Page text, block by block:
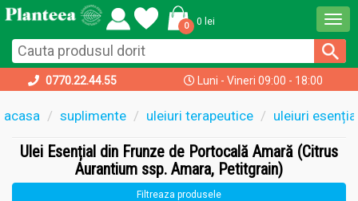
0 0 lei
0770.22.44.55 Luni - Vineri 09:00 - 18:00
acasa suplimente uleiuri terapeutice uleiuri
Ulei Esențial din Frunze de Portocală Amară (Citrus
Aurantium ssp. Amara, Petitgrain)
Filtreaza produsele